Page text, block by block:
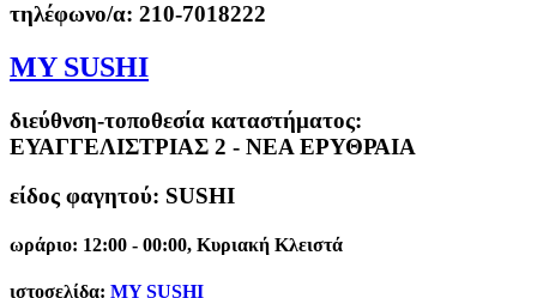
τηλέφωνο/α: 210-7018222
MY SUSHI
διεύθνση-τοποθεσία καταστήματος:
ΕΥΑΓΓΕΛΙΣΤΡΙΑΣ 2 - ΝΕΑ ΕΡΥΘΡΑΙΑ
είδος φαγητού: SUSHI
ωράριο: 12:00 - 00:00, Κυριακή Κλειστά
ιστοσελίδα: MY SUSHI